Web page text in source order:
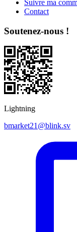
Suivre ma
Contact
Soutenez-nous !
Lightning
bmarket21@blink.sv